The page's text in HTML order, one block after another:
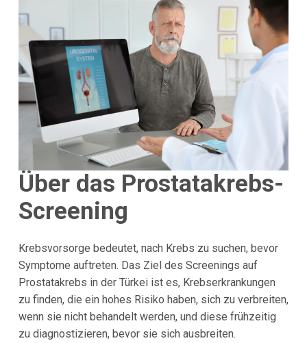
Über das Prostatakrebs-
Screening
Krebsvorsorge bedeutet, nach Krebs zu suchen, bevor
Symptome auftreten. Das Ziel des Screenings auf
Prostatakrebs in der Türkei ist es, Krebserkrankungen
zu finden, die ein hohes Risiko haben, sich zu verbreiten,
wenn sie nicht behandelt werden, und diese frühzeitig
zu diagnostizieren, bevor sie sich ausbreiten.